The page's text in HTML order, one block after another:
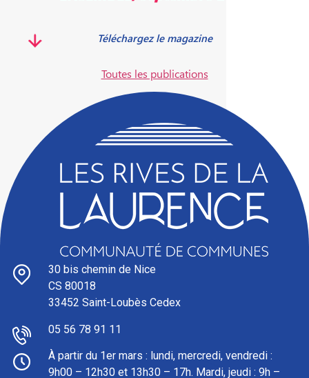
30 bis chemin de Nice
CS 80018
33452 Saint-Loubès Cedex
05 56 78 91 11
À partir du 1er mars : l undi, mercredi, vendredi :
9h00 – 12h30 et 13h30 – 17h. Mardi, jeudi : 9h –
Téléchargez le magazine
Toutes les publications